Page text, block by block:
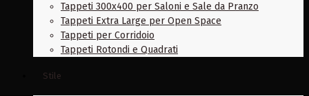
Tappeti 300x400 per Saloni e Sale da Pranzo
Tappeti Extra Large per Open Space
Tappeti per Corridoio
Tappeti Rotondi e Quadrati
Stile